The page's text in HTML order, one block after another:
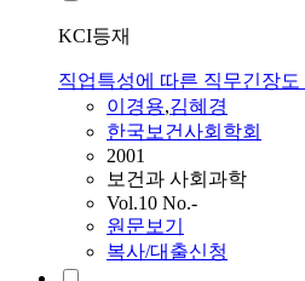
KCI등재
직업특성에 따른 직무긴장도
이경용,김혜경
한국보건사회학회
2001
보건과 사회과학
Vol.10 No.-
원문보기
복사/대출신청